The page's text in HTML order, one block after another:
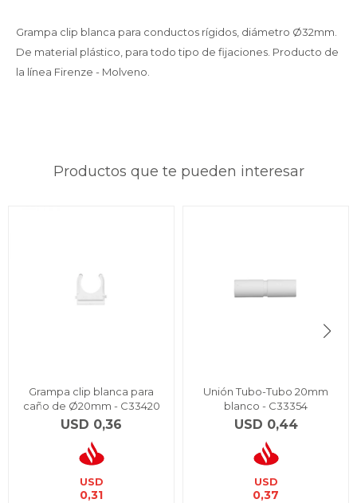
Grampa clip blanca para conductos rígidos, diámetro Ø32mm.
De material plástico, para todo tipo de fijaciones. Producto de
la línea Firenze - Molveno.
Productos que te pueden interesar
Grampa clip blanca para
caño de Ø20mm - C33420
USD 0,36
USD
0,31
Unión Tubo-Tubo 20mm
blanco - C33354
USD 0,44
USD
0,37